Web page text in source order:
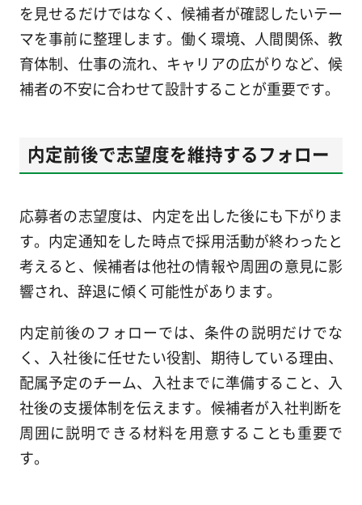
を見せるだけではなく、候補者が確認したいテー
マを事前に整理します。働く環境、人間関係、教
育体制、仕事の流れ、キャリアの広がりなど、候
補者の不安に合わせて設計することが重要です。
内定前後で志望度を維持するフォロー
応募者の志望度は、内定を出した後にも下がりま
す。内定通知をした時点で採用活動が終わったと
考えると、候補者は他社の情報や周囲の意見に影
響され、辞退に傾く可能性があります。
内定前後のフォローでは、条件の説明だけでな
く、入社後に任せたい役割、期待している理由、
配属予定のチーム、入社までに準備すること、入
社後の支援体制を伝えます。候補者が入社判断を
周囲に説明できる材料を用意することも重要で
す。